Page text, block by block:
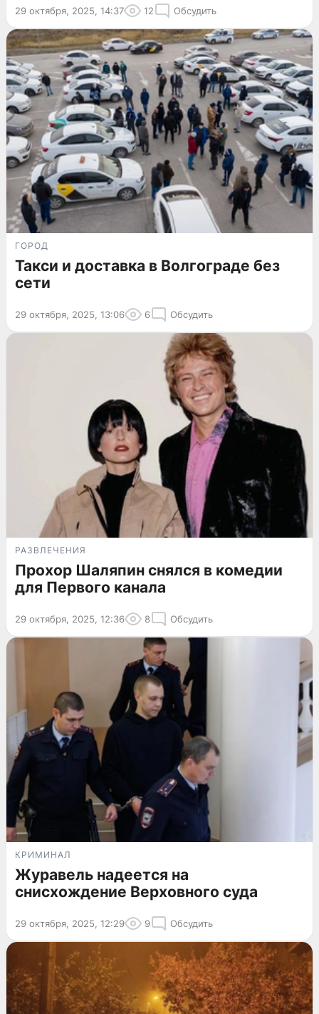
29 октября, 2025, 14:37 12 Обсудить
ГОРОД
Такси и доставка в Волгограде без
сети
29 октября, 2025, 13:06 6 Обсудить
РАЗВЛЕЧЕНИЯ
Прохор Шаляпин снялся в комедии
для Первого канала
29 октября, 2025, 12:36 8 Обсудить
КРИМИНАЛ
Журавель надеется на
снисхождение Верховного суда
29 октября, 2025, 12:29 9 Обсудить